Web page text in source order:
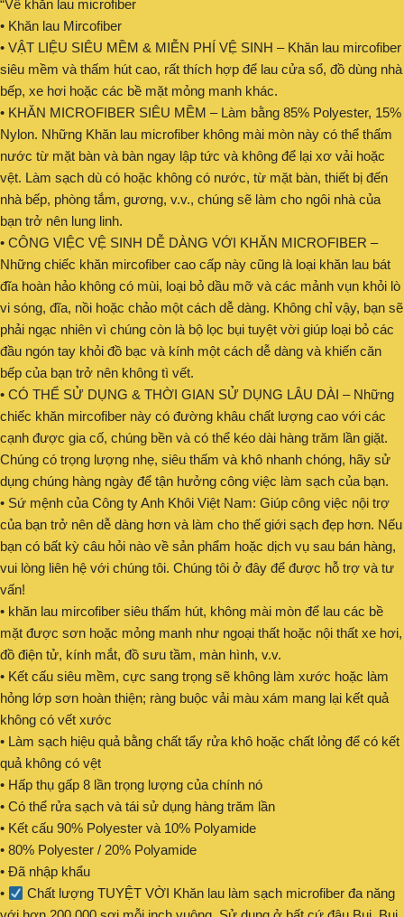
“Về khăn lau microfiber
• Khăn lau Mircofiber
• VẬT LIỆU SIÊU MỀM & MIỄN PHÍ VỆ SINH – Khăn lau mircofiber
siêu mềm và thấm hút cao, rất thích hợp để lau cửa sổ, đồ dùng nhà
bếp, xe hơi hoặc các bề mặt mỏng manh khác.
• KHĂN MICROFIBER SIÊU MỀM – Làm bằng 85% Polyester, 15%
Nylon. Những Khăn lau microfiber không mài mòn này có thể thấm
nước từ mặt bàn và bàn ngay lập tức và không để lại xơ vải hoặc
vệt. Làm sạch dù có hoặc không có nước, từ mặt bàn, thiết bị đến
nhà bếp, phòng tắm, gương, v.v., chúng sẽ làm cho ngôi nhà của
bạn trở nên lung linh.
• CÔNG VIỆC VỆ SINH DỄ DÀNG VỚI KHĂN MICROFIBER –
Những chiếc khăn mircofiber cao cấp này cũng là loại khăn lau bát
đĩa hoàn hảo không có mùi, loại bỏ dầu mỡ và các mảnh vụn khỏi lò
vi sóng, đĩa, nồi hoặc chảo một cách dễ dàng. Không chỉ vậy, bạn sẽ
phải ngạc nhiên vì chúng còn là bộ lọc bụi tuyệt vời giúp loại bỏ các
đầu ngón tay khỏi đồ bạc và kính một cách dễ dàng và khiến căn
bếp của bạn trở nên không tì vết.
• CÓ THỂ SỬ DỤNG & THỜI GIAN SỬ DỤNG LÂU DÀI – Những
chiếc khăn mircofiber này có đường khâu chất lượng cao với các
cạnh được gia cố, chúng bền và có thể kéo dài hàng trăm lần giặt.
Chúng có trọng lượng nhẹ, siêu thấm và khô nhanh chóng, hãy sử
dụng chúng hàng ngày để tận hưởng công việc làm sạch của bạn.
• Sứ mệnh của Công ty Anh Khôi Việt Nam: Giúp công việc nội trợ
của bạn trở nên dễ dàng hơn và làm cho thế giới sạch đẹp hơn. Nếu
bạn có bất kỳ câu hỏi nào về sản phẩm hoặc dịch vụ sau bán hàng,
vui lòng liên hệ với chúng tôi. Chúng tôi ở đây để được hỗ trợ và tư
vấn!
• khăn lau mircofiber siêu thấm hút, không mài mòn để lau các bề
mặt được sơn hoặc mỏng manh như ngoại thất hoặc nội thất xe hơi,
đồ điện tử, kính mắt, đồ sưu tầm, màn hình, v.v.
• Kết cấu siêu mềm, cực sang trọng sẽ không làm xước hoặc làm
hỏng lớp sơn hoàn thiện; ràng buộc vải màu xám mang lại kết quả
không có vết xước
• Làm sạch hiệu quả bằng chất tẩy rửa khô hoặc chất lỏng để có kết
quả không có vệt
• Hấp thụ gấp 8 lần trọng lượng của chính nó
• Có thể rửa sạch và tái sử dụng hàng trăm lần
• Kết cấu 90% Polyester và 10% Polyamide
• 80% Polyester / 20% Polyamide
• Đã nhập khẩu
•
Chất lượng TUYỆT VỜI Khăn lau làm sạch microfiber đa năng